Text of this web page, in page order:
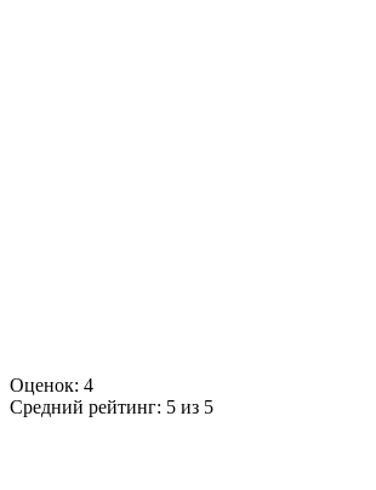
Оценок: 4
Средний рейтинг: 5 из 5